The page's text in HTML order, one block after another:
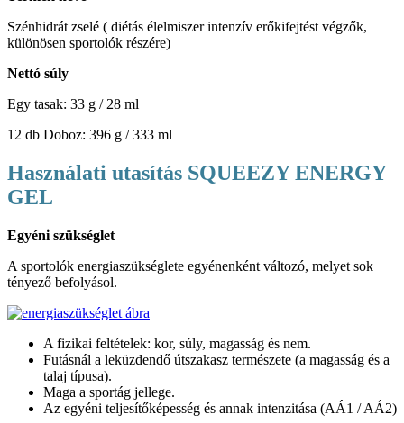
Szénhidrát zselé ( diétás élelmiszer intenzív erőkifejtést végzők,
különösen sportolók részére)
Nettó súly
Egy tasak: 33 g / 28 ml
12 db Doboz: 396 g / 333 ml
Használati utasítás SQUEEZY ENERGY
GEL
Egyéni szükséglet
A sportolók energiaszükséglete egyénenként változó, melyet sok
tényező befolyásol.
A fizikai feltételek: kor, súly, magasság és nem.
Futásnál a leküzdendő útszakasz természete (a magasság és a
talaj típusa).
Maga a sportág jellege.
Az egyéni teljesítőképesség és annak intenzitása (AÁ1 / AÁ2)